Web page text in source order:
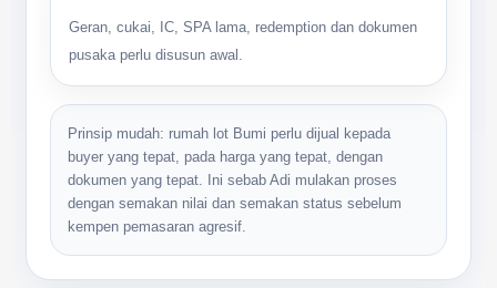
Geran, cukai, IC, SPA lama, redemption dan dokumen
pusaka perlu disusun awal.
Prinsip mudah: rumah lot Bumi perlu dijual kepada
buyer yang tepat, pada harga yang tepat, dengan
dokumen yang tepat. Ini sebab Adi mulakan proses
dengan semakan nilai dan semakan status sebelum
kempen pemasaran agresif.